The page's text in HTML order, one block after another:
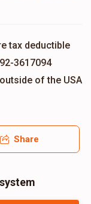
tax deductible
3617094
of the USA
Share